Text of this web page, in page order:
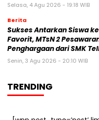
Selasa, 4 Agu 2026 - 19:18 WIB
Berita
Sukses Antarkan Siswa
Favorit, MTsN 2
Penghargaan dari SMK
Senin, 3 Agu 2026 - 20:10 WIB
TRENDING